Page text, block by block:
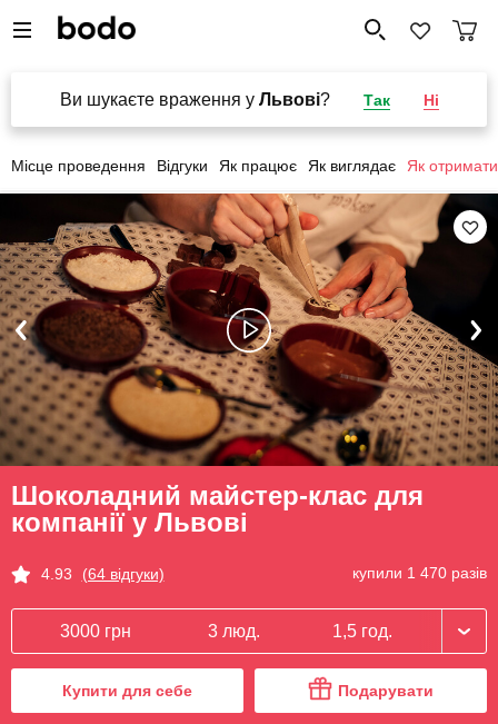
Ви шукаєте враження у Львові? Так Ні
Місце проведення Відгуки Як працює Як виглядає Як отримати
Шоколадний майстер-клас для
компанії у Львові
4.93 (64 відгуки) купили 1 470 разів
3000 грн 3 люд. 1,5 год.
Купити для себе Подарувати